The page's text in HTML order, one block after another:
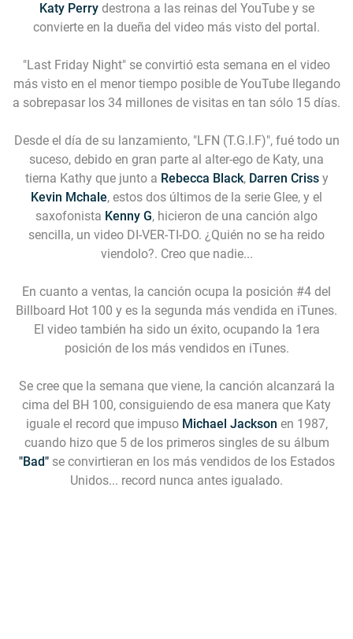
Katy Perrydestrona a las reinas del YouTube y se
convierte en la dueña del video más visto del portal.
"Last Friday Night" se convirtió esta semana en el video
más visto en el menor tiempo posible de YouTube llegando
a sobrepasar los 34 millones de visitas en tan sólo 15 días.
Desde el día de su lanzamiento, "LFN (T.G.I.F)", fué todo un
suceso, debido en gran parte al alter-ego de Katy, una
tierna Kathy que junto a Rebecca Black, Darren Crissy
Kevin Mchale, estos dos últimos de la serie Glee, y el
saxofonista Kenny G, hicieron de una canción algo
sencilla, un video DI-VER-TI-DO. ¿Quién no se ha reido
viendolo?. Creo que nadie...
En cuanto a ventas, la canción ocupa la posición #4 del
Billboard Hot 100 y es la segunda más vendida en iTunes.
El video también ha sido un éxito, ocupando la 1era
posición de los más vendidos en iTunes.
Se cree que la semana que viene, la canción alcanzará la
cima del BH 100, consiguiendo de esa manera que Katy
iguale el record que impuso Michael Jackson en 1987,
cuando hizo que 5 de los primeros singles de su álbum
"Bad"se convirtieran en los más vendidos de los Estados
Unidos... record nunca antes igualado.